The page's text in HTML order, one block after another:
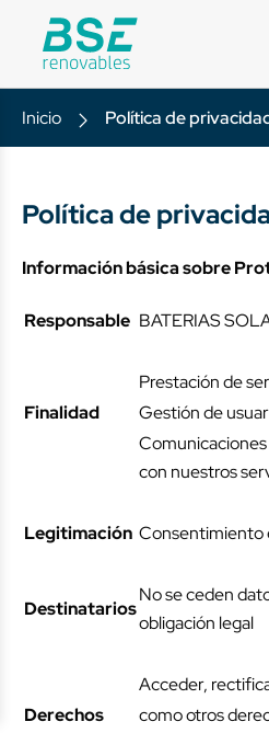
Inicio Política de
Política de
Información básica sobre
Responsable BATERIAS
Prestación de
Finalidad
Gestión de
con nuestros
Legitimación Consentimiento
Destinatarios
No se ceden
obligación legal
Acceder,
Derechos
como otros